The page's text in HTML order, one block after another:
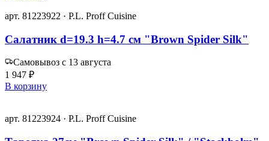
арт. 81223922 · P.L. Proff Cuisine
Салатник d=19.3 h=4.7 см "Brown Spider Silk"
Самовывоз с 13 августа
1 947 ₽
В корзину
арт. 81223924 · P.L. Proff Cuisine